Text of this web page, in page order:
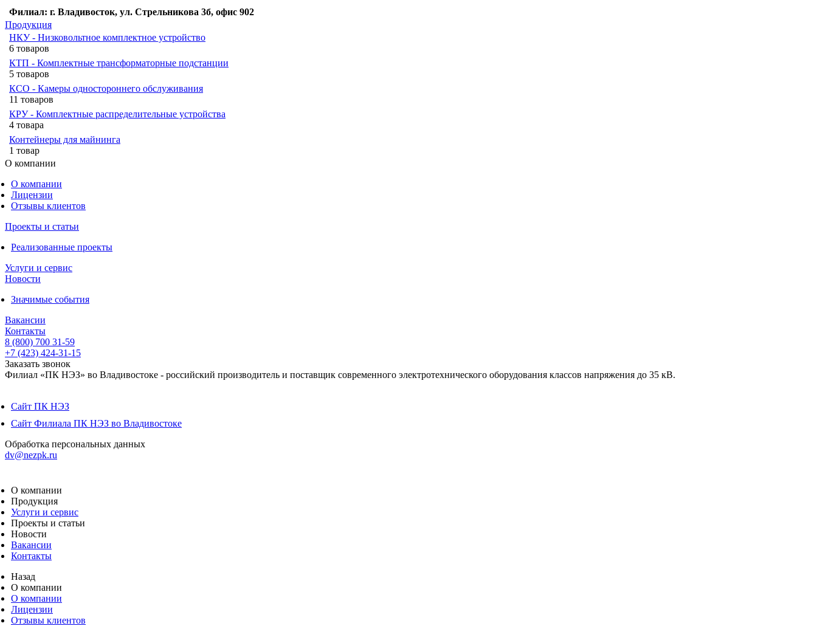
Филиал: г. Владивосток, ул. Стрельникова 3б, офис 902
Продукция
НКУ - Низковольтное комплектное устройство
6 товаров
КТП - Комплектные трансформаторные подстанции
5 товаров
КСО - Камеры одностороннего обслуживания
11 товаров
КРУ - Комплектные распределительные устройства
4 товара
Контейнеры для майнинга
1 товар
О компании
О компании
Лицензии
Отзывы клиентов
Проекты и статьи
Реализованные проекты
Услуги и сервис
Новости
Значимые события
Вакансии
Контакты
8 (800) 700 31-59
+7 (423) 424-31-15
Заказать звонок
Филиал «ПК НЭЗ» во Владивостоке - российский производитель и поставщик современного электротехнического оборудования классов напряжения до 35 кВ.
Сайт ПК НЭЗ
Сайт Филиала ПК НЭЗ во Владивостоке
Обработка персональных данных
dv@nezpk.ru
О компании
Продукция
Услуги и сервис
Проекты и статьи
Новости
Вакансии
Контакты
Назад
О компании
О компании
Лицензии
Отзывы клиентов